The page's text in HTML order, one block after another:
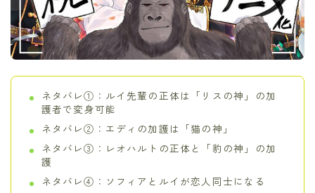
ネタバレ①：ルイ先輩の正体は「リスの神」の加
護者で変身可能
ネタバレ②：エディの加護は「猫の神」
ネタバレ③：レオハルトの正体と「豹の神」の加
護
ネタバレ④：ソフィアとルイが恋人同士になる